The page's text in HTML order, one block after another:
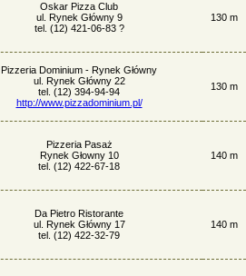
Oskar Pizza Club
ul. Rynek Główny 9
tel. (12) 421-06-83 ?
130 m
Pizzeria Dominium - Rynek Główny
ul. Rynek Główny 22
tel. (12) 394-94-94
http://www.pizzadominium.pl/
130 m
Pizzeria Pasaż
Rynek Głowny 10
tel. (12) 422-67-18
140 m
Da Pietro Ristorante
ul. Rynek Główny 17
tel. (12) 422-32-79
140 m